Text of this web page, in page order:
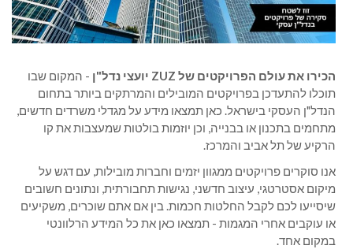
הכירו את עולם הפרויקטים של ZUZ יועצי נדל"ן
- המקום שבו
תוכלו להתעדכן בפרויקטים המובילים והמרתקים ביותר בתחום
הנדל"ן העסקי בישראל. כאן תמצאו מידע על מגדלי משרדים חדשים,
מתחמים בתכנון או בבנייה, וכן יוזמות בולטות שמעצבות את קו
הרקיע של תל אביב והמרכז.
אנו סוקרים פרויקטים ממגוון יזמים וחברות מובילות, עם דגש על
מיקום אסטרטגי, עיצוב חדשני, נגישות תחבורתית, ונתונים חשובים
שיסייעו לכם לקבל החלטות חכמות. בין אם אתם שוכרים, משקיעים
או עוקבים אחרי המגמות - תמצאו כאן את כל המידע הרלוונטי
במקום אחד.